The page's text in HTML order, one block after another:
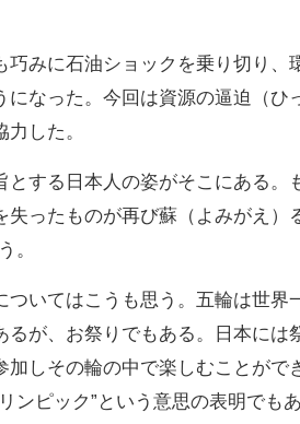
みに石油ショックを乗り切り、
になった。今回は資源の逼迫（ひ
した。
する日本人の姿がそこにある。
失ったものが再び蘇（よみがえ）
。
いてはこうも思う。五輪は世界
るが、お祭りでもある。日本には
加しその輪の中で楽しむことがで
ンピック”という意思の表明でもあ